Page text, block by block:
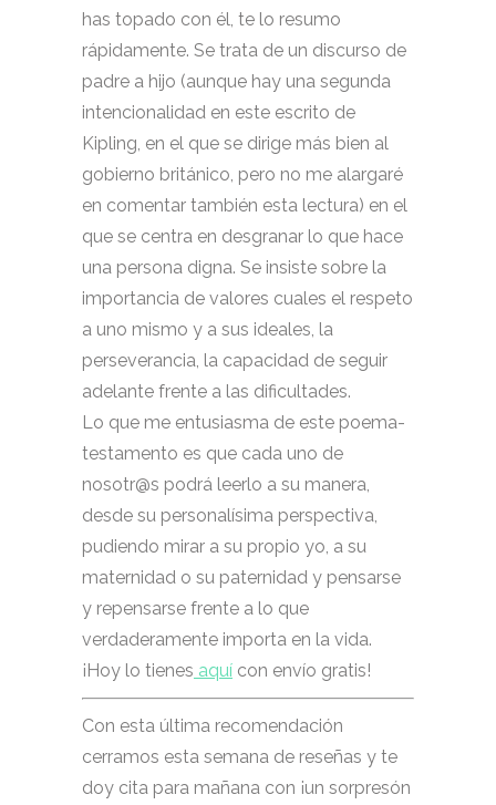
has topado con él, te lo resumo
rápidamente. Se trata de un discurso de
padre a hijo (aunque hay una segunda
intencionalidad en este escrito de
Kipling, en el que se dirige más bien al
gobierno británico, pero no me alargaré
en comentar también esta lectura) en el
que se centra en desgranar lo que hace
una persona digna. Se insiste sobre la
importancia de valores cuales el respeto
a uno mismo y a sus ideales, la
perseverancia, la capacidad de seguir
adelante frente a las dificultades.
Lo que me entusiasma de este poema-
testamento es que cada uno de
nosotr@s podrá leerlo a su manera,
desde su personalísima perspectiva,
pudiendo mirar a su propio yo, a su
maternidad o su paternidad y pensarse
y repensarse frente a lo que
verdaderamente importa en la vida.
¡Hoy lo tienes aquí con envío gratis!
Con esta última recomendación
cerramos esta semana de reseñas y te
doy cita para mañana con ¡un sorpresón